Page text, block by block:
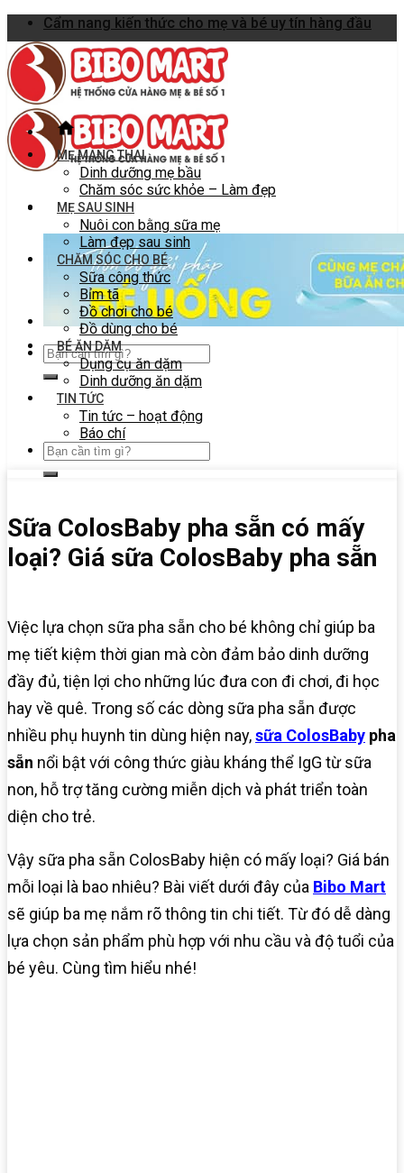
Skip
to
content
Cẩm nang kiến thức cho mẹ và bé uy tín hàng đầu
MẸ MANG THAI
Dinh dưỡng mẹ bầu
Chăm sóc sức khỏe – Làm đẹp
MẸ SAU SINH
Nuôi con bằng sữa mẹ
Làm đẹp sau sinh
CHĂM SÓC CHO BÉ
Sữa công thức
Bỉm tã
Đồ chơi cho bé
Đồ dùng cho bé
BÉ ĂN DẶM
Dụng cụ ăn dặm
Dinh dưỡng ăn dặm
TIN TỨC
Tin tức – hoạt động
Báo chí
Sữa ColosBaby pha sẵn có mấy
loại? Giá sữa ColosBaby pha sẵn
Việc lựa chọn sữa pha sẵn cho bé không chỉ giúp ba
mẹ tiết kiệm thời gian mà còn đảm bảo dinh dưỡng
đầy đủ, tiện lợi cho những lúc đưa con đi chơi, đi học
hay về quê. Trong số các dòng sữa pha sẵn được
nhiều phụ huynh tin dùng hiện nay,sữa ColosBaby pha
sẵn nổi bật với công thức giàu kháng thể IgG từ sữa
non, hỗ trợ tăng cường miễn dịch và phát triển toàn
diện cho trẻ.
Vậy sữa pha sẵn ColosBaby hiện có mấy loại? Giá bán
mỗi loại là bao nhiêu? Bài viết dưới đây của Bibo Mart
sẽ giúp ba mẹ nắm rõ thông tin chi tiết. Từ đó dễ dàng
lựa chọn sản phẩm phù hợp với nhu cầu và độ tuổi của
bé yêu. Cùng tìm hiểu nhé!